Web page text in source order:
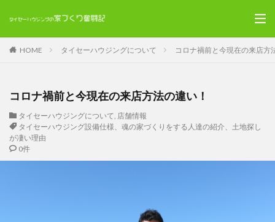
HOME タイセーハウジングについて コロナ禍前と今現在の来店方
コロナ禍前と今現在の来店方法の違い！
タイセーハウジングについて, 店舗情報
タイセーハウジング設備仕様、魂の家づくりをする人達の紹介、土地探し
が凄い理由
0件